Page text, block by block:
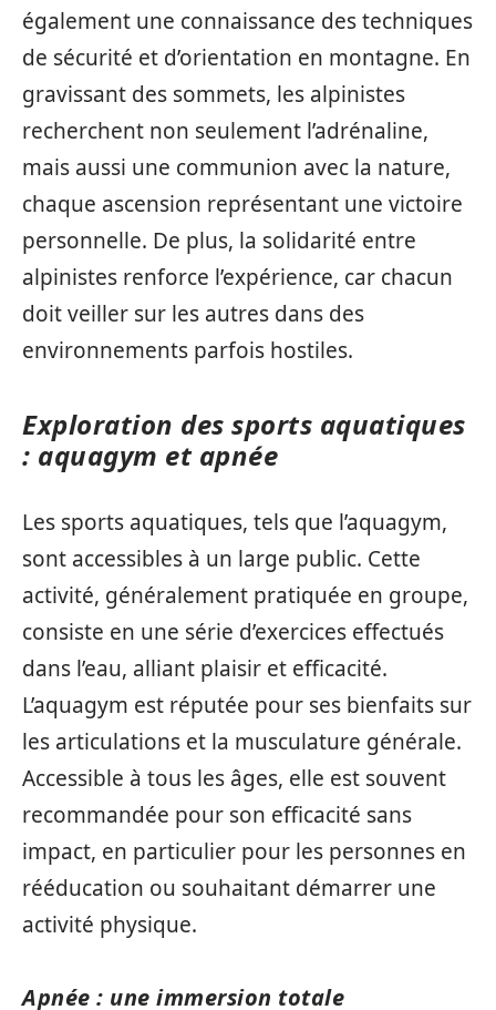
également une connaissance des techniques
de sécurité et d’orientation en montagne. En
gravissant des sommets, les alpinistes
recherchent non seulement l’adrénaline,
mais aussi une communion avec la nature,
chaque ascension représentant une victoire
personnelle. De plus, la solidarité entre
alpinistes renforce l’expérience, car chacun
doit veiller sur les autres dans des
environnements parfois hostiles.
Exploration des sports aquatiques
: aquagym et apnée
Les sports aquatiques, tels que l’aquagym,
sont accessibles à un large public. Cette
activité, généralement pratiquée en groupe,
consiste en une série d’exercices effectués
dans l’eau, alliant plaisir et efficacité.
L’aquagym est réputée pour ses bienfaits sur
les articulations et la musculature générale.
Accessible à tous les âges, elle est souvent
recommandée pour son efficacité sans
impact, en particulier pour les personnes en
rééducation ou souhaitant démarrer une
activité physique.
Apnée : une immersion totale